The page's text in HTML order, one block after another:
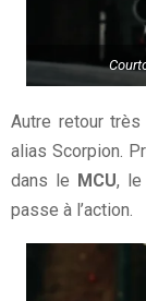
Autre retour très
alias Scorpion.
dans le MCU, le
passe à l’action.